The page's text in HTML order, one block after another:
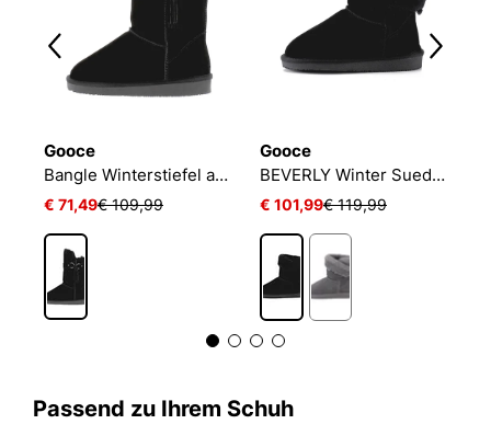
Gooce
Bangle Winterstiefel aus Wildleder
€ 71,49€ 109,99
Gooce
BEVERLY Winter Suede Boots
€ 101,99€ 119,99
Passend zu Ihrem Schuh